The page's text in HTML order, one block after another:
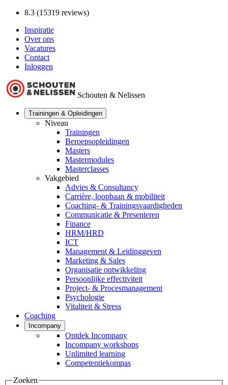
8.3 (15319 reviews)
Inspiratie
Over ons
Vacatures
Contact
Inloggen
Schouten & Nelissen
Trainingen & Opleidingen
Niveau
Trainingen
Beroepsopleidingen
Masters
Mastermodules
Masterclasses
Vakgebied
Advies & Consultancy
Carrière, loopbaan & mobiliteit
Coaching- & Trainingsvaardigheden
Communicatie & Presenteren
Finance
HRM/HRD
ICT
Management & Leidinggeven
Marketing & Sales
Organisatie ontwikkeling
Persoonlijke effectiviteit
Project- & Procesmanagement
Psychologie
Vitaliteit & Stress
Coaching
Incompany
Ontdek Incompany
Incompany workshops
Unlimited learning
Competentiekompas
Zoeken